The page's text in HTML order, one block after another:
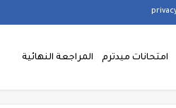
امتحانات ميدترم المراجعة النهائية